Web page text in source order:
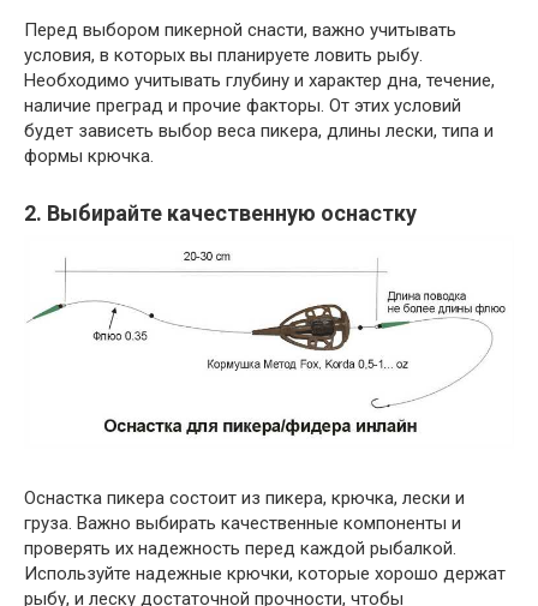
Перед выбором пикерной снасти, важно учитывать
условия, в которых вы планируете ловить рыбу.
Необходимо учитывать глубину и характер дна, течение,
наличие преград и прочие факторы. От этих условий
будет зависеть выбор веса пикера, длины лески, типа и
формы крючка.
2. Выбирайте качественную оснастку
Оснастка пикера состоит из пикера, крючка, лески и
груза. Важно выбирать качественные компоненты и
проверять их надежность перед каждой рыбалкой.
Используйте надежные крючки, которые хорошо держат
рыбу, и леску достаточной прочности, чтобы